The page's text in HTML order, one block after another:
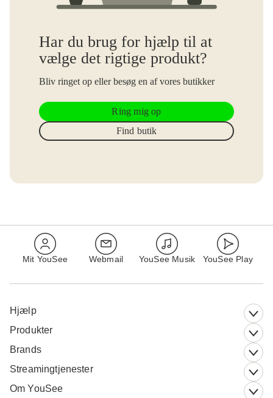
Har du brug for hjælp til at
vælge det rigtige produkt?
Bliv ringet op eller besøg en af vores butikker
Ring mig op
Find butik
Mit YouSee Webmail YouSee Musik YouSee Play
Hjælp
Produkter
Brands
Streamingtjenester
Om YouSee